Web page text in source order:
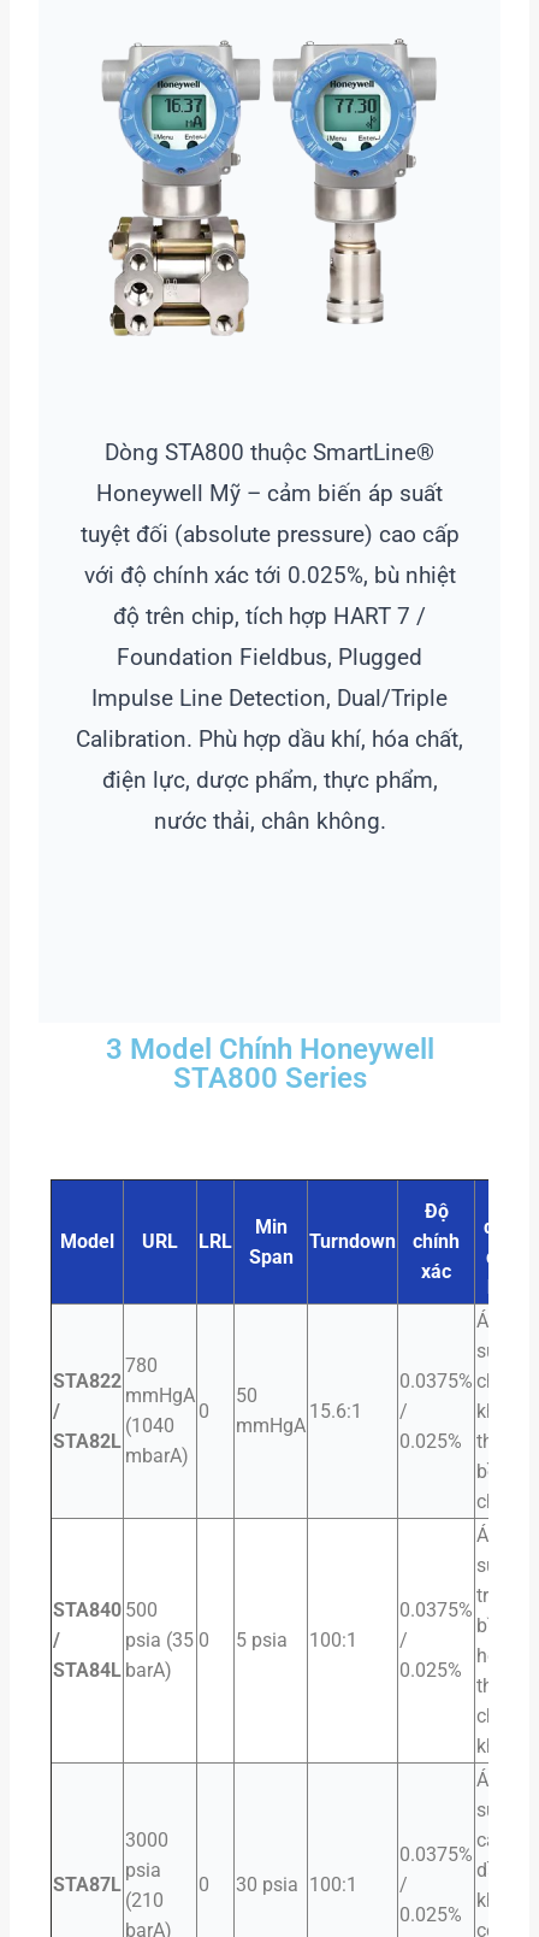
Dòng STA800 thuộc SmartLine®
Honeywell Mỹ – cảm biến áp suất
tuyệt đối (absolute pressure) cao cấp
với độ chính xác tới 0.025%, bù nhiệt
độ trên chip, tích hợp HART 7 /
Foundation Fieldbus, Plugged
Impulse Line Detection, Dual/Triple
Calibration. Phù hợp dầu khí, hóa chất,
điện lực, dược phẩm, thực phẩm,
nước thải, chân không.
3 Model Chính Honeywell
STA800 Series
Model URL LRL
Min
Span
Turndown
Độ
chính
xác
dụng
điển
hình
STA822
/
STA82L
780
mmHgA
(1040
mbarA)
0
50
mmHgA
15.6:1
0.0375%
/
0.025%
Áp
suất
chân
không
thấp,
bồn
chứa
STA840
/
STA84L
500
psia (35
barA)
0 5 psia 100:1
0.0375%
/
0.025%
Áp
suất
trung
bình,
hệ
thống
chân
không
STA87L
3000
psia
(210
barA)
0 30 psia 100:1
0.0375%
/
0.025%
Áp
suất
cao,
dầu
khí,
công